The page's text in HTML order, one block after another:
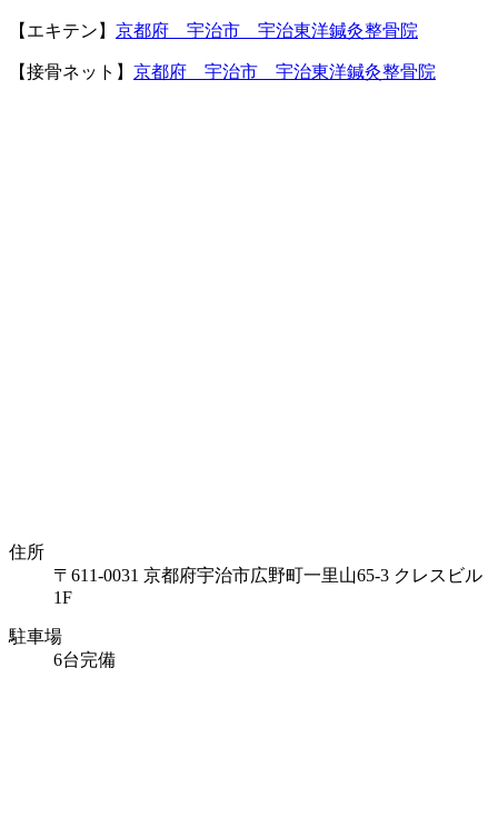
【エキテン】 京都府 宇治市 宇治東洋鍼灸整骨院
【接骨ネット】 京都府 宇治市 宇治東洋鍼灸整骨院
住所
〒611-0031 京都府宇治市広野町一里山65-3 クレスビル
1F
駐車場
6台完備